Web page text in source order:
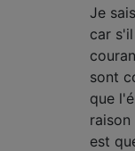
Je
car
sont
que
est